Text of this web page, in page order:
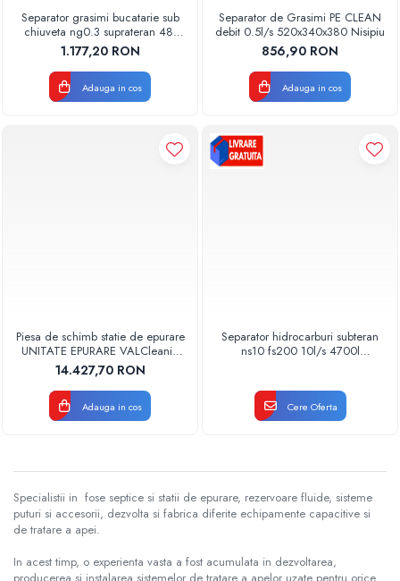
Separator grasimi bucatarie sub
chiuveta ng0.3 suprateran 48l
48820000030 Aquaclean
Valrom
1.177,20 RON
Adauga in cos
Separator de Grasimi PE CLEAN
debit 0.5l/s 520x340x380 Nisipiu
856,90 RON
Adauga in cos
Piesa de schimb statie de epurare
UNITATE EPURARE VALCleanio
SBR 1/20 LE Qmax=3 mc/zi
14.427,70 RON
Adauga in cos
Separator hidrocarburi subteran
ns10 fs200 10l/s 4700l
Valrom
Cere Oferta
Specialistii in fose septice si statii de epurare, rezervoare fluide, sisteme
puturi si accesorii, dezvolta si fabrica diferite echipamente capacitive si
de tratare a apei.
In acest timp, o experienta vasta a fost acumulata in dezvoltarea,